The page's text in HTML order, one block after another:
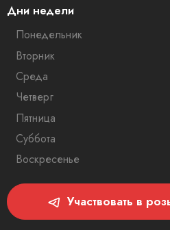
Дни недели
Понедельник
Вторник
Среда
Четверг
Пятница
Суббота
Воскресенье
Участвовать в